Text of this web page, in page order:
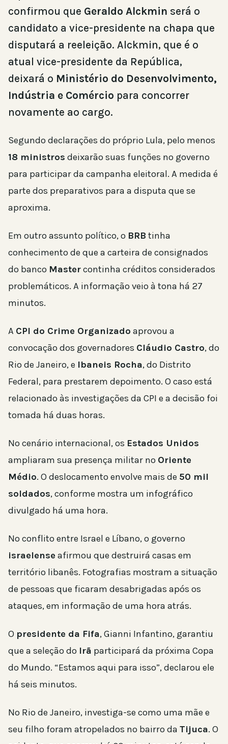
confirmou que Geraldo Alckmin será o
candidato a vice-presidente na chapa que
disputará a reeleição. Alckmin, que é o
atual vice-presidente da República,
deixará o Ministério do Desenvolvimento,
Indústria e Comércio para concorrer
novamente ao cargo.
Segundo declarações do próprio Lula, pelo menos
18 ministros deixarão suas funções no governo
para participar da campanha eleitoral. A medida é
parte dos preparativos para a disputa que se
aproxima.
Em outro assunto político, o BRB tinha
conhecimento de que a carteira de consignados
do banco Mastercontinha créditos considerados
problemáticos. A informação veio à tona há 27
minutos.
A CPI do Crime Organizado aprovou a
convocação dos governadores Cláudio Castro, do
Rio de Janeiro, e Ibaneis Rocha, do Distrito
Federal, para prestarem depoimento. O caso está
relacionado às investigações da CPI e a decisão foi
tomada há duas horas.
No cenário internacional, os Estados Unidos
ampliaram sua presença militar no Oriente
Médio. O deslocamento envolve mais de 50 mil
soldados, conforme mostra um infográfico
divulgado há uma hora.
No conflito entre Israel e Líbano, o governo
israelense afirmou que destruirá casas em
território libanês. Fotografias mostram a situação
de pessoas que ficaram desabrigadas após os
ataques, em informação de uma hora atrás.
O presidente da Fifa, Gianni Infantino, garantiu
que a seleção do Irã participará da próxima Copa
do Mundo. “Estamos aqui para isso”, declarou ele
há seis minutos.
No Rio de Janeiro, investiga-se como uma mãe e
seu filho foram atropelados no bairro da Tijuca. O